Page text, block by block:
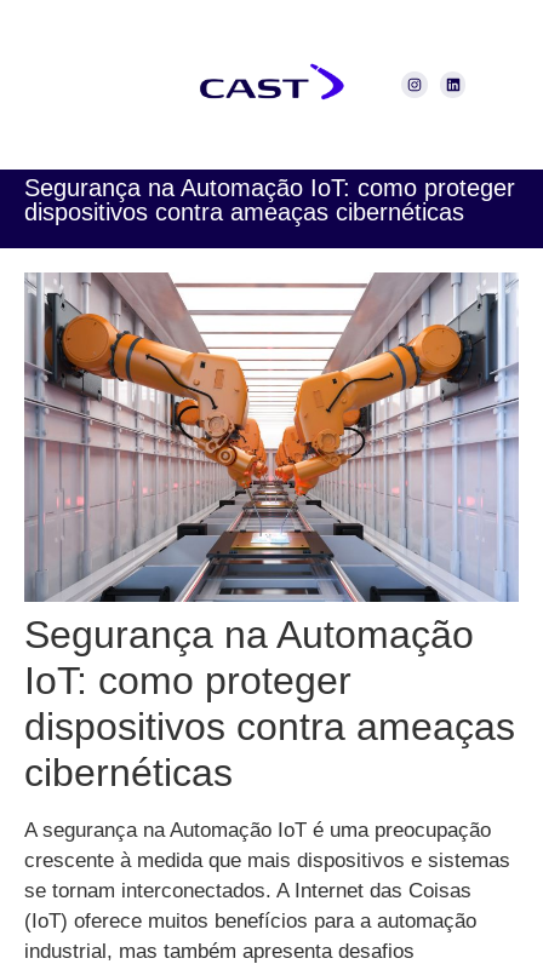
Segurança na Automação IoT: como proteger
dispositivos contra ameaças cibernéticas
Segurança na Automação
IoT: como proteger
dispositivos contra ameaças
cibernéticas
A segurança na Automação IoT é uma preocupação
crescente à medida que mais dispositivos e sistemas
se tornam interconectados. A Internet das Coisas
(IoT) oferece muitos benefícios para a automação
industrial, mas também apresenta desafios